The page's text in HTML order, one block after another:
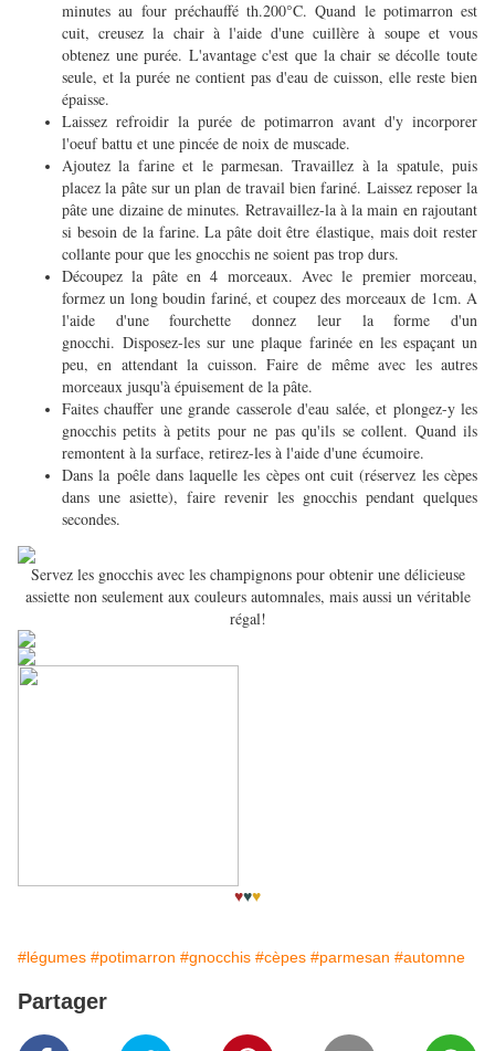
minutes au four préchauffé th.200°C. Quand le potimarron est
cuit, creusez la chair à l'aide d'une cuillère à soupe et vous
obtenez une purée. L'avantage c'est que la chair se décolle toute
seule, et la purée ne contient pas d'eau de cuisson, elle reste bien
épaisse.
Laissez refroidir la purée de potimarron avant d'y incorporer
l'oeuf battu et une pincée de noix de muscade.
Ajoutez la farine et le parmesan. Travaillez à la spatule, puis
placez la pâte sur un plan de travail bien fariné. Laissez reposer la
pâte une dizaine de minutes. Retravaillez-la à la main en rajoutant
si besoin de la farine. La pâte doit être élastique, mais doit rester
collante pour que les gnocchis ne soient pas trop durs.
Découpez la pâte en 4 morceaux. Avec le premier morceau,
formez un long boudin fariné, et coupez des morceaux de 1cm. A
l'aide d'une fourchette donnez leur la forme d'un
gnocchi. Disposez-les sur une plaque farinée en les espaçant un
peu, en attendant la cuisson. Faire de même avec les autres
morceaux jusqu'à épuisement de la pâte.
Faites chauffer une grande casserole d'eau salée, et plongez-y les
gnocchis petits à petits pour ne pas qu'ils se collent. Quand ils
remontent à la surface, retirez-les à l'aide d'une écumoire.
Dans la poêle dans laquelle les cèpes ont cuit (réservez les cèpes
dans une asiette), faire revenir les gnocchis pendant quelques
secondes.
Servez les gnocchis avec les champignons pour obtenir une délicieuse
assiette non seulement aux couleurs automnales, mais aussi un véritable
régal!
♥♥♥
#légumes #potimarron #gnocchis #cèpes #parmesan #automne
Partager